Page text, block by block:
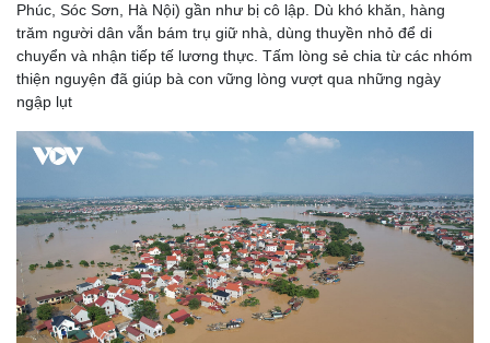
Phúc, Sóc Sơn, Hà Nội) gần như bị cô lập. Dù khó khăn, hàng
trăm người dân vẫn bám trụ giữ nhà, dùng thuyền nhỏ để di
chuyển và nhận tiếp tế lương thực. Tấm lòng sẻ chia từ các nhóm
thiện nguyện đã giúp bà con vững lòng vượt qua những ngày
ngập lụt